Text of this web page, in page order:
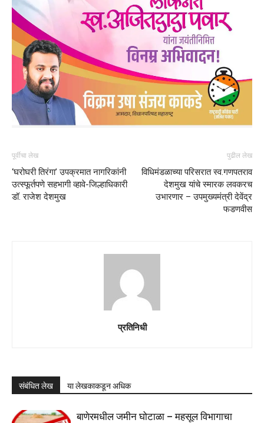
पूर्वीचा लेख
‘घरोघरी तिरंगा’ उपक्रमात नागरिकांनी
उत्स्फूर्तपणे सहभागी व्हावे-जिल्हाधिकारी
डॉ. राजेश देशमुख
पुढील लेख
विधिमंडळाच्या परिसरात स्व.गणपतराव
देशमुख यांचे स्मारक लवकरच
उभारणार – उपमुख्यमंत्री देवेंद्र
फडणवीस
प्रतिनिधी
संबंधित लेख या लेखकाकडून अधिक
बाणेरमधील जमीन घोटाळा – महसूल विभागाचा